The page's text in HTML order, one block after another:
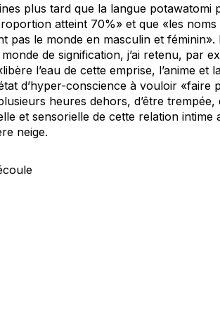
plus tard que la langue potawatomi
atteint 70%» et que «les
pas le monde en masculin et
de signification, j’ai retenu, par
l’eau de cette emprise, l’anime et
d’hyper-conscience à vouloir «faire
heures dehors, d’être trempée,
et sensorielle de cette relation intime
neige.